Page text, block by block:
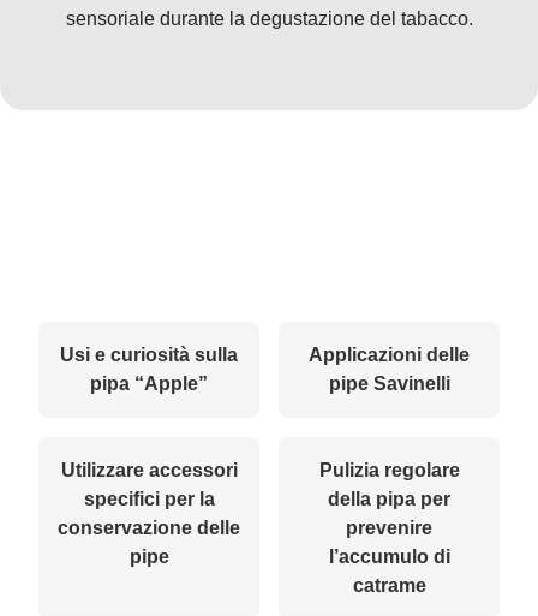
sensoriale durante la degustazione del tabacco.
Usi e curiosità sulla
pipa “Apple”
Applicazioni delle
pipe Savinelli
Utilizzare accessori
specifici per la
conservazione delle
pipe
Pulizia regolare
della pipa per
prevenire
l’accumulo di
catrame